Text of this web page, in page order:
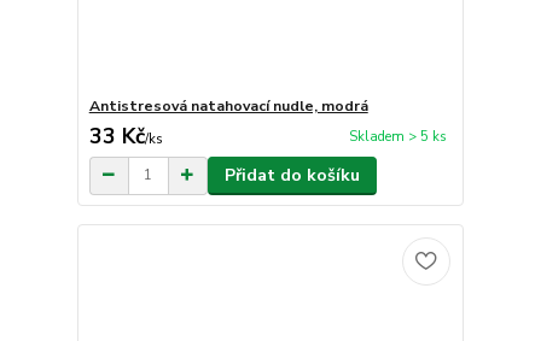
Antistresová natahovací nudle, modrá
33 Kč/ks Skladem > 5 ks
Přidat do košíku